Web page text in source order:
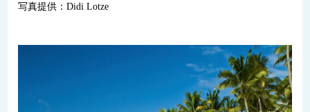
写真提供：Didi Lotze